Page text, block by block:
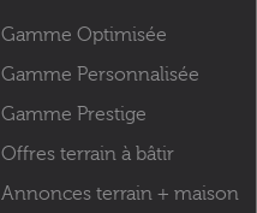
Gamme Optimisée
Gamme Personnalisée
Gamme Prestige
Offres terrain à bâtir
Annonces terrain + maison